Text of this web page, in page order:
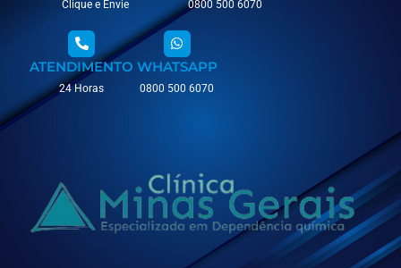
Clique e Envie 0800 500 6070
ATENDIMENTO
24 Horas
WHATSAPP
0800 500 6070